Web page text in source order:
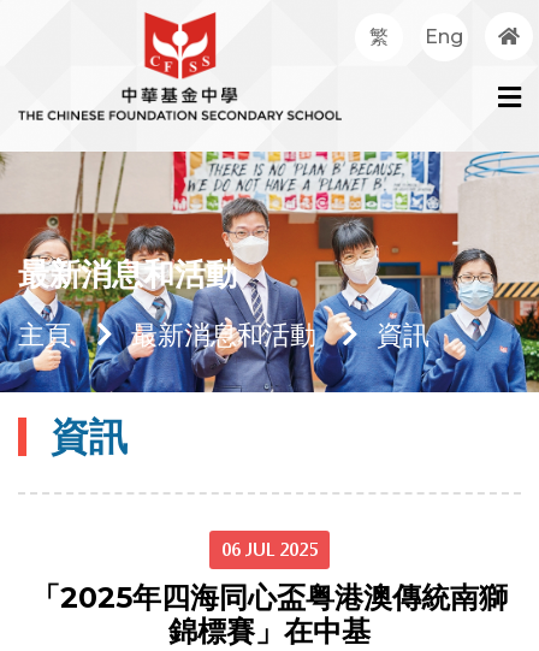
繁 Eng
最新消息和活動
主頁 最新消息和活動 資訊
資訊
06 JUL 2025
「2025年四海同心盃粤港澳傳統南獅
錦標賽」在中基